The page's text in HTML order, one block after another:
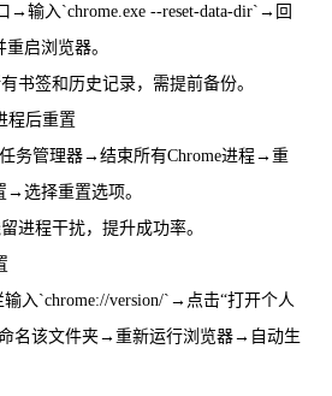
→输入`chrome.exe --reset-data-dir`→回
启浏览器。
书签和历史记录，需提前备份。
程后重置
务管理器→结束所有Chrome进程→重
选择重置选项。
进程干扰，提升成功率。
入`chrome://version/`→点击“打开个人
名该文件夹→重新运行浏览器→自动生